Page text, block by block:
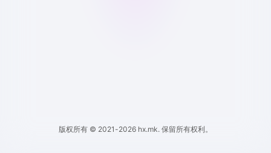
版权所有 © 2021-2026 hx.mk. 保留所有权利。